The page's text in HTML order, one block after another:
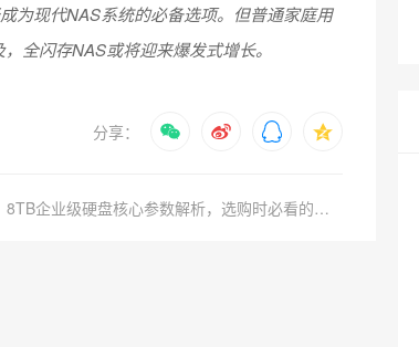
为现代NAS系统的必备选项。但普通家庭用
全闪存NAS或将迎来爆发式增长。
分享：
下一篇：8TB企业级硬盘核心参数解析，选购时必看的五大关键指标